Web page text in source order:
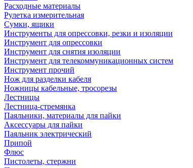
Расходные материалы
Рулетка измерительная
Сумки, ящики
Инструменты для опрессовки, резки и изоляции
Инструмент для опрессовки
Инструмент для снятия изоляции
Инструмент для телекоммуникационных систем
Инструмент прочий
Нож для разделки кабеля
Ножницы кабельные, тросорезы
Лестницы
Лестница-стремянка
Паяльники, материалы для пайки
Аксессуары для пайки
Паяльник электрический
Припой
Флюс
Пистолеты, стержни